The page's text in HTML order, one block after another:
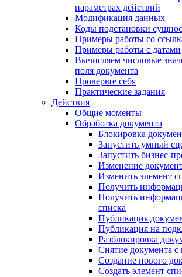
параметрах действий
Модификация данных
Коды подстановки
Примеры работы со
Примеры работы с датами
Вычисляем числовые
поля документа
Проверьте себя
Практические задания
Действия
Общие моменты
Обработка документа
Блокировка
Запустить умный
Запустить бизнес-
Изменение
Изменить элемент
Получить
Получить
списка
Публикация
Публикация на
Разблокировка
Снятие документа
Создание нового
Создать элемент